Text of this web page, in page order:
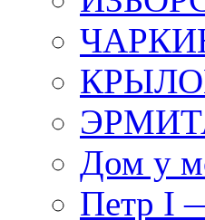
Дом у
Петр I